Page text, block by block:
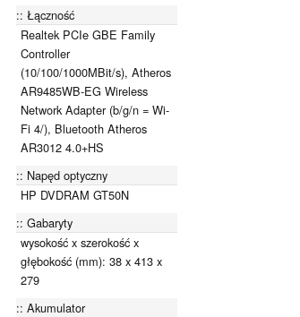
Łączność
Realtek PCIe GBE Family
Controller
(10/100/1000MBit/s), Atheros
AR9485WB-EG Wireless
Network Adapter (b/g/n = Wi-
Fi 4/), Bluetooth Atheros
AR3012 4.0+HS
Napęd optyczny
HP DVDRAM GT50N
Gabaryty
wysokość x szerokość x
głębokość (mm): 38 x 413 x
279
Akumulator